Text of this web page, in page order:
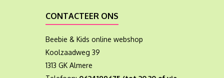
CONTACTEER ONS
Beebie & Kids online webshop
Koolzaadweg 39
1313 GK Almere